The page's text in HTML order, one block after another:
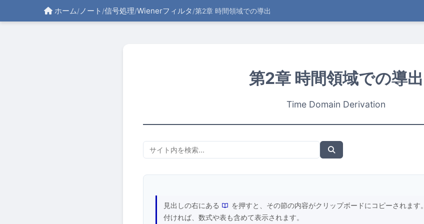
ホーム/ノート /信号処理/Wienerフィルタ /第2章 時間領域での導出
第2章 時間領域での導出
Time Domain Derivation
見出しの右にある を押すと、その節の内容がクリップボードにコピーされます。
付ければ、数式や表も含めて表示されます。